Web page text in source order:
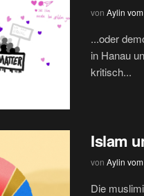
von Aylin
...oder
in Hanau
kritisch...
Islam
von Aylin
Die